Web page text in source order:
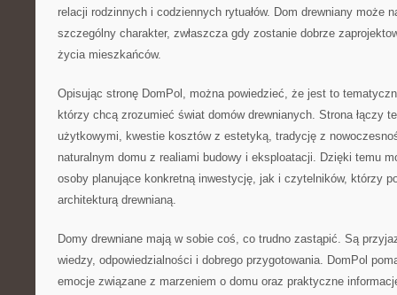
relacji rodzinnych i codziennych rytuałów. Dom drewniany może
szczególny charakter, zwłaszcza gdy zostanie dobrze
życia mieszkańców.
Opisując stronę DomPol, można powiedzieć, że jest to
którzy chcą zrozumieć świat domów drewnianych. Strona łączy
użytkowymi, kwestie kosztów z estetyką, tradycję z
naturalnym domu z realiami budowy i eksploatacji. Dzięki temu
osoby planujące konkretną inwestycję, jak i czytelników, którzy
architekturą drewnianą.
Domy drewniane mają w sobie coś, co trudno zastąpić. Są
wiedzy, odpowiedzialności i dobrego przygotowania. DomPol
emocje związane z marzeniem o domu oraz praktyczne